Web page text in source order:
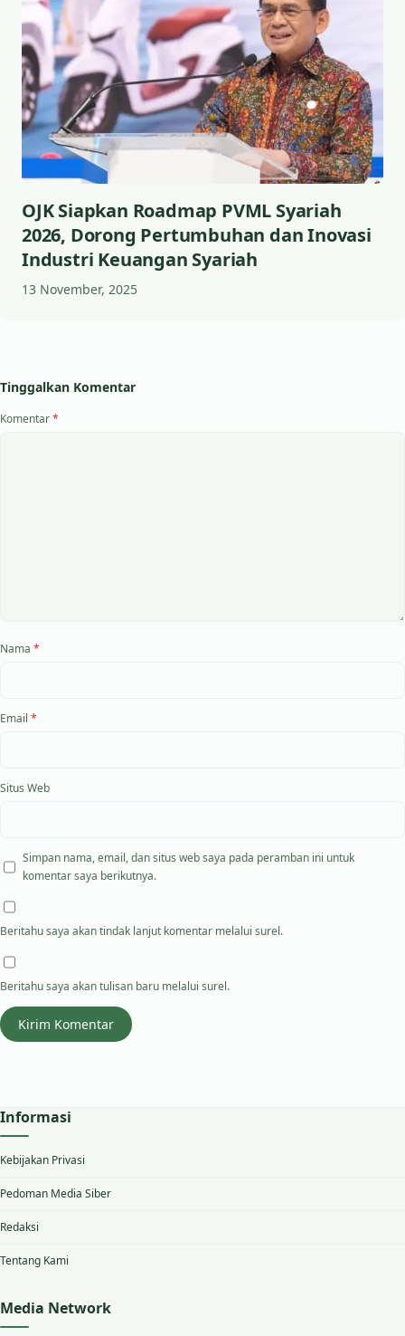
OJK Siapkan Roadmap PVML Syariah
2026, Dorong Pertumbuhan dan Inovasi
Industri Keuangan Syariah
13 November, 2025
Tinggalkan Komentar
Komentar*
Nama *
Email *
Situs Web
Simpan nama, email, dan situs web saya pada peramban ini untuk
komentar saya berikutnya.
Beritahu saya akan tindak lanjut komentar melalui surel.
Beritahu saya akan tulisan baru melalui surel.
Informasi
Kebijakan Privasi
Pedoman Media Siber
Redaksi
Tentang Kami
Media Network